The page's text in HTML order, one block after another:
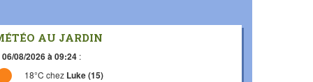
AU JARDIN
06/08/2026 à 09:24 :
18°C chez Luke (15)